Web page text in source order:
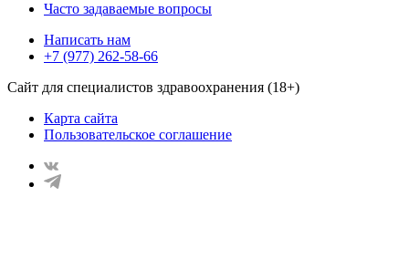
Часто задаваемые вопросы
Написать нам
+7 (977) 262-58-66
Сайт для специалистов здравоохранения (18+)
Карта сайта
Пользовательское соглашение